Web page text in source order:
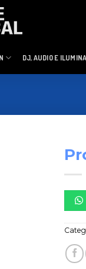
DJ, AUDIO E